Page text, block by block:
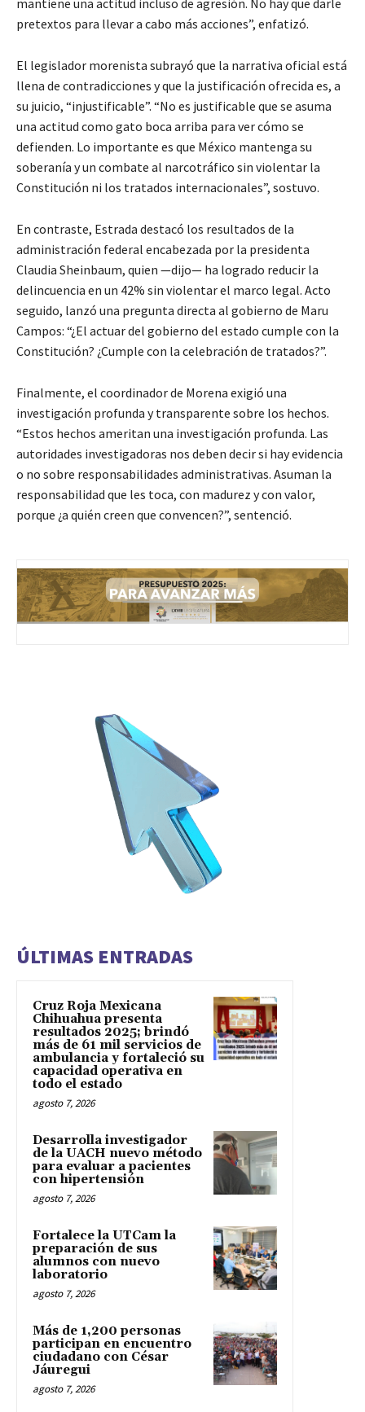
mantiene una actitud incluso de agresión. No hay que darle
pretextos para llevar a cabo más acciones”, enfatizó.
El legislador morenista subrayó que la narrativa oficial está
llena de contradicciones y que la justificación ofrecida es, a
su juicio, “injustificable”. “No es justificable que se asuma
una actitud como gato boca arriba para ver cómo se
defienden. Lo importante es que México mantenga su
soberanía y un combate al narcotráfico sin violentar la
Constitución ni los tratados internacionales”, sostuvo.
En contraste, Estrada destacó los resultados de la
administración federal encabezada por la presidenta
Claudia Sheinbaum, quien —dijo— ha logrado reducir la
delincuencia en un 42% sin violentar el marco legal. Acto
seguido, lanzó una pregunta directa al gobierno de Maru
Campos: “¿El actuar del gobierno del estado cumple con la
Constitución? ¿Cumple con la celebración de tratados?”.
Finalmente, el coordinador de Morena exigió una
investigación profunda y transparente sobre los hechos.
“Estos hechos ameritan una investigación profunda. Las
autoridades investigadoras nos deben decir si hay evidencia
o no sobre responsabilidades administrativas. Asuman la
responsabilidad que les toca, con madurez y con valor,
porque ¿a quién creen que convencen?”, sentenció.
ÚLTIMAS ENTRADAS
Cruz Roja Mexicana
Chihuahua presenta
resultados 2025; brindó
más de 61 mil servicios de
ambulancia y fortaleció su
capacidad operativa en
todo el estado
agosto 7, 2026
Desarrolla investigador
de la UACH nuevo método
para evaluar a pacientes
con hipertensión
agosto 7, 2026
Fortalece la UTCam la
preparación de sus
alumnos con nuevo
laboratorio
agosto 7, 2026
Más de 1,200 personas
participan en encuentro
ciudadano con César
Jáuregui
agosto 7, 2026